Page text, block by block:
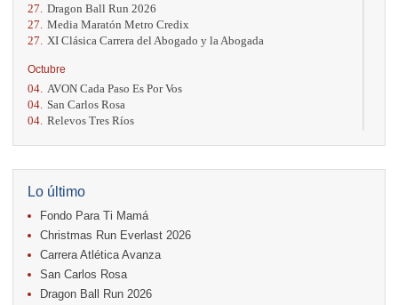
27. Dragon Ball Run 2026
27. Media Maratón Metro Credix
27.
XI Clásica Carrera del Abogado y la Abogada
Octubre
04. AVON Cada Paso Es Por Vos
04. San Carlos Rosa
04. Relevos Tres Ríos
17. Caribe Paradise Run
18.
Casa Turire Trail Run
18. Warriors Run Circuit
18. Samsung Jacó Beach Half Marathon 2026
25. KRun by Under Armour
25. Run Alajuela
Noviembre
Lo último
Fondo Para Ti Mamá
Christmas Run Everlast 2026
Carrera Atlética Avanza
San Carlos Rosa
Dragon Ball Run 2026